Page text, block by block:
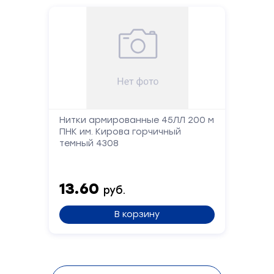
Нитки армированные 45ЛЛ 200 м
ПНК им. Кирова горчичный
темный 4308
13.60 руб.
В корзину